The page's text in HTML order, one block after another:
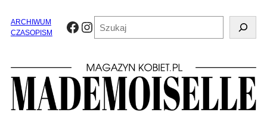
treściARCHIWUM
CZASOPISM
Facebook
Instagram